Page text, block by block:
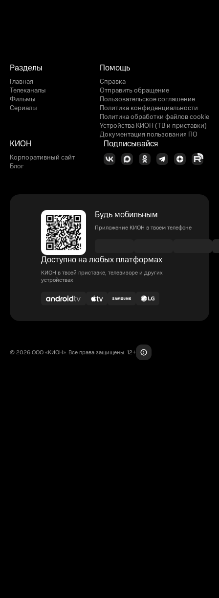
Разделы
Главная
Телеканалы
Фильмы
Сериалы
Помощь
Справка
Отправить обращение
Пользовательское соглашение
Политика конфиденциальности
Политика обработки файлов cookie
Устройства КИОН (ТВ и приставки)
Документация пользования ПО
КИОН
Корпоративный сайт
Блог
Подписывайся
Будь мобильным
Приложение КИОН в твоем телефоне
Доступно на любых платформах
КИОН в твоей приставке, телевизоре и других
устройствах
© 2026 ООО «КИОН». Все права защищены. 12+